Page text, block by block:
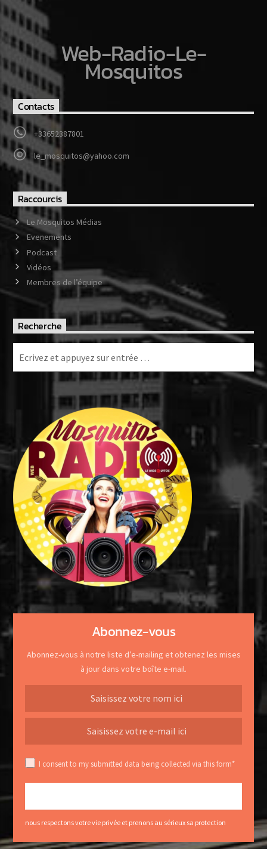
Web-Radio-Le-
Mosquitos
Contacts
+33652387801
le_mosquitos@yahoo.com
Raccourcis
Le Mosquitos Médias
Evenements
Podcast
Vidéos
Membres de l’équipe
Recherche
Abonnez-vous
Abonnez-vous à notre liste d’e-mailing et obtenez les mises
à jour dans votre boîte e-mail.
I consent to my submitted data being collected via this form*
nous respectons votre vie privée et prenons au sérieux sa protection